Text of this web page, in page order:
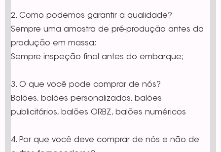
2. Como podemos garantir a qualidade?
Sempre uma amostra de pré-produção antes da
produção em massa;
Sempre inspeção final antes do embarque;
3. O que você pode comprar de nós?
Balões, balões personalizados, balões
publicitários, balões ORBZ, balões numéricos
4. Por que você deve comprar de nós e não de